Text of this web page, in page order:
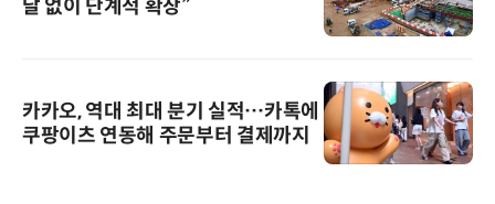
달 없이 단계적 확장”
카카오, 역대 최대 분기 실적…카톡에
쿠팡이츠 연동해 주문부터 결제까지